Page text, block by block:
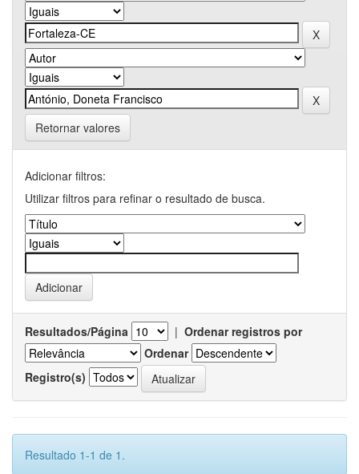
Retornar valores
Adicionar filtros:
Utilizar filtros para refinar o resultado de busca.
Resultados/Página | Ordenar registros por
Ordenar
Registro(s)
Resultado 1-1 de 1.